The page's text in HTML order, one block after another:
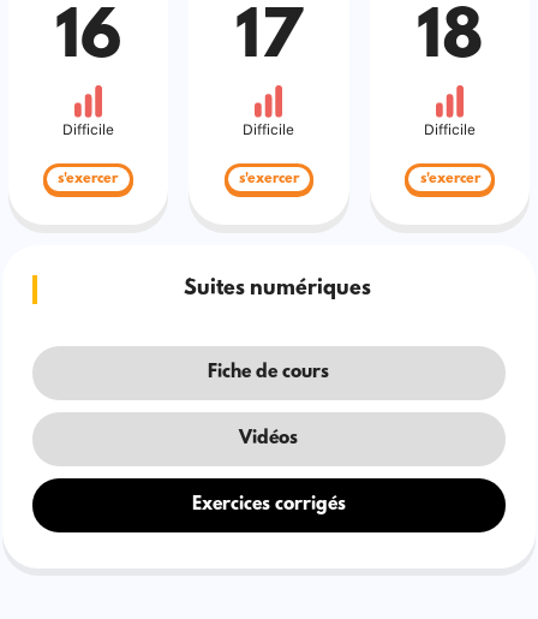
16
Difficile
s'exercer
17
Difficile
s'exercer
18
Difficile
s'exercer
Suites numériques
Fiche de cours
Vidéos
Exercices corrigés